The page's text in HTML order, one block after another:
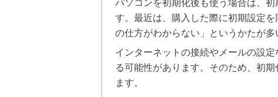
パソコンを初期化後も使う場合は、
す。最近は、購入した際に初期設定
の仕方がわからない」というかたが多
インターネットの接続やメールの設
る可能性があります。そのため、初
ます。